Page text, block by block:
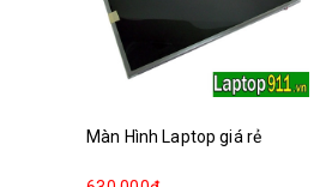
Màn Hình Laptop giá rẻ